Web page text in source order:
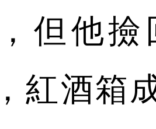
但他撿
紅酒箱